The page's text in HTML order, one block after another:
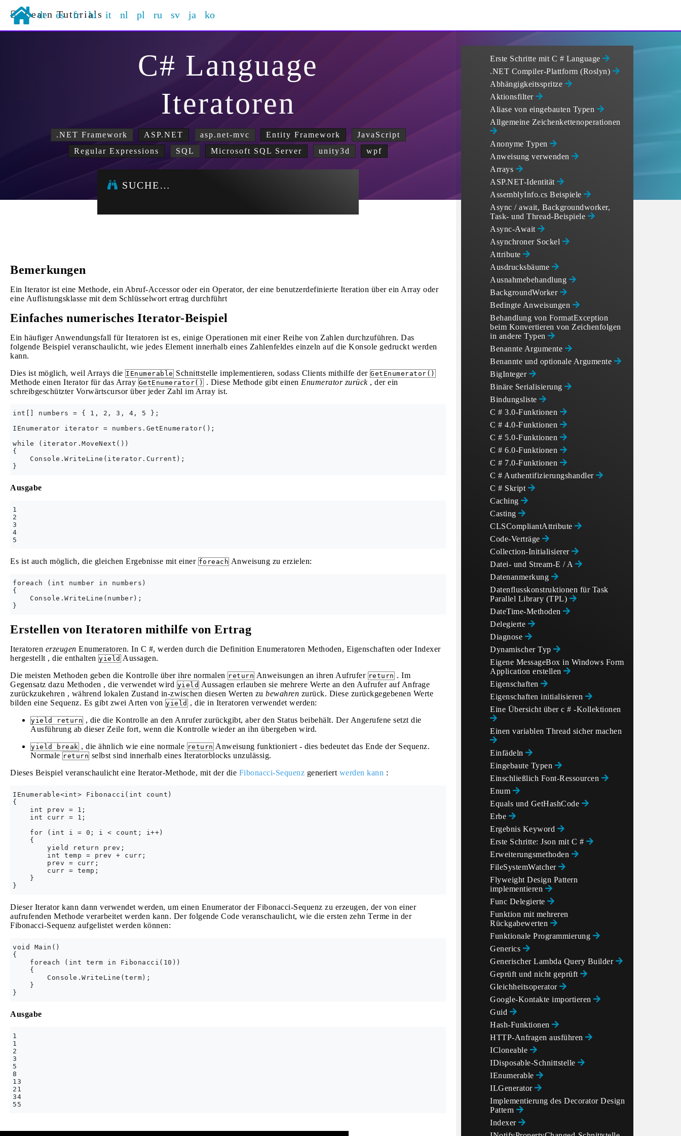
Learn Tutorials
de es fr hi it nl pl ru sv ja ko
C# Language
Iteratoren
.NET Framework ASP.NET asp.net-mvc Entity Framework
JavaScript
Regular Expressions
SQL Microsoft SQL Server unity3d wpf
SUCHE…
Bemerkungen
Ein Iterator ist eine Methode, ein Abruf-Accessor oder ein Operator, der eine benutzerdefinierte Iteration über ein Array oder
eine Auflistungsklasse mit dem Schlüsselwort ertrag durchführt
Einfaches numerisches Iterator-Beispiel
Ein häufiger Anwendungsfall für Iteratoren ist es, einige Operationen mit einer Reihe von Zahlen durchzuführen. Das
folgende Beispiel veranschaulicht, wie jedes Element innerhalb eines Zahlenfeldes einzeln auf die Konsole gedruckt werden
kann.
Dies ist möglich, weil Arrays die IEnumerable Schnittstelle implementieren, sodass Clients mithilfe der GetEnumerator()
Methode einen Iterator für das Array GetEnumerator() . Diese Methode gibt einen Enumerator zurück, der ein
schreibgeschützter Vorwärtscursor über jeder Zahl im Array ist.
int[] numbers = { 1, 2, 3, 4, 5 };
IEnumerator iterator = numbers.GetEnumerator();
while (iterator.MoveNext())
{
    Console.WriteLine(iterator.Current);
Ausgabe
1
2
3
4
Es ist auch möglich, die gleichen Ergebnisse mit einer foreach Anweisung zu erzielen:
foreach (int number in numbers)
{
    Console.WriteLine(number);
Erstellen von Iteratoren mithilfe von Ertrag
Iteratoren erzeugen Enumeratoren. In C #, werden durch die Definition Enumeratoren Methoden, Eigenschaften oder Indexer
hergestellt , die enthalten yield Aussagen.
Die meisten Methoden geben die Kontrolle über ihre normalen return Anweisungen an ihren Aufrufer return . Im
Gegensatz dazu Methoden , die verwendet wird yield Aussagen erlauben sie mehrere Werte an den Aufrufer auf Anfrage
zurückzukehren , während lokalen Zustand in-zwischen diesen Werten zu bewahren zurück. Diese zurückgegebenen Werte
bilden eine Sequenz. Es gibt zwei Arten von yield , die in Iteratoren verwendet werden:
yield return , die die Kontrolle an den Anrufer zurückgibt, aber den Status beibehält. Der Angerufene setzt die
Ausführung ab dieser Zeile fort, wenn die Kontrolle wieder an ihn übergeben wird.
yield break , die ähnlich wie eine normale return Anweisung funktioniert - dies bedeutet das Ende der Sequenz.
Normale return selbst sind innerhalb eines Iteratorblocks unzulässig.
Dieses Beispiel veranschaulicht eine Iterator-Methode, mit der die Fibonacci-Sequenz generiert werden kann :
IEnumerable<int> Fibonacci(int count)
{
    int prev = 1;
    int curr = 1;
    for (int i = 0; i < count; i++)
    {
        yield return prev;
        int temp = prev + curr;
        prev = curr;
        curr = temp;
    }
Dieser Iterator kann dann verwendet werden, um einen Enumerator der Fibonacci-Sequenz zu erzeugen, der von einer
aufrufenden Methode verarbeitet werden kann. Der folgende Code veranschaulicht, wie die ersten zehn Terme in der
Fibonacci-Sequenz aufgelistet werden können:
void Main()
{
    foreach (int term in Fibonacci(10))
    {
        Console.WriteLine(term);
    }
Ausgabe
1
1
2
3
5
8
13
21
34
Erste Schritte mit C # Language
.NET Compiler-Plattform (Roslyn)
Abhängigkeitsspritze
Aktionsfilter
Aliase von eingebauten Typen
Allgemeine Zeichenkettenoperationen
Anonyme Typen
Anweisung verwenden
Arrays
ASP.NET-Identität
AssemblyInfo.cs Beispiele
Async / await, Backgroundworker,
Task- und Thread-Beispiele
Async-Await
Asynchroner Sockel
Attribute
Ausdrucksbäume
Ausnahmebehandlung
BackgroundWorker
Bedingte Anweisungen
Behandlung von FormatException
beim Konvertieren von Zeichenfolgen
in andere Typen
Benannte Argumente
Benannte und optionale Argumente
BigInteger
Binäre Serialisierung
Bindungsliste
C # 3.0-Funktionen
C # 4.0-Funktionen
C # 5.0-Funktionen
C # 6.0-Funktionen
C # 7.0-Funktionen
C # Authentifizierungshandler
C # Skript
Caching
Casting
CLSCompliantAttribute
Code-Verträge
Collection-Initialisierer
Datei- und Stream-E / A
Datenanmerkung
Datenflusskonstruktionen für Task
Parallel Library (TPL)
DateTime-Methoden
Delegierte
Diagnose
Dynamischer Typ
Eigene MessageBox in Windows Form
Application erstellen
Eigenschaften
Eigenschaften initialisieren
Eine Übersicht über c # -Kollektionen
Einen variablen Thread sicher machen
Einfädeln
Eingebaute Typen
Einschließlich Font-Ressourcen
Enum
Equals und GetHashCode
Erbe
Ergebnis Keyword
Erste Schritte: Json mit C #
Erweiterungsmethoden
FileSystemWatcher
Flyweight Design Pattern
implementieren
Func Delegierte
Funktion mit mehreren
Rückgabewerten
Funktionale Programmierung
Generics
Generischer Lambda Query Builder
Geprüft und nicht geprüft
Gleichheitsoperator
Google-Kontakte importieren
Guid
Hash-Funktionen
HTTP-Anfragen ausführen
ICloneable
IDisposable-Schnittstelle
IEnumerable
ILGenerator
Implementierung des Decorator Design
Pattern
Indexer